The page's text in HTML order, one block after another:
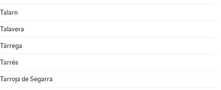
Talarn
Talavera
Tàrrega
Tarrés
Tarroja de Segarra